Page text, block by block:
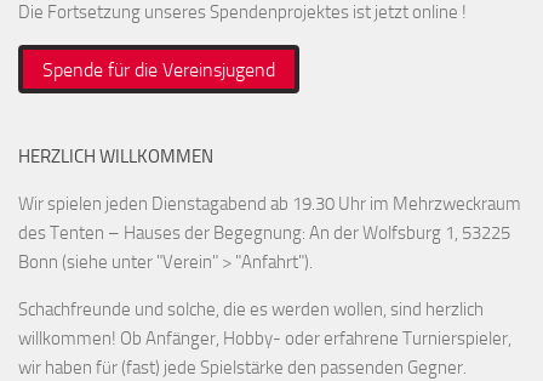
Die Fortsetzung unseres Spendenprojektes ist jetzt online !
Spende für die Vereinsjugend
HERZLICH WILLKOMMEN
Wir spielen jeden Dienstagabend ab 19.30 Uhr im Mehrzweckraum
des Tenten – Hauses der Begegnung: An der Wolfsburg 1, 53225
Bonn (siehe unter "Verein" > "Anfahrt").
Schachfreunde und solche, die es werden wollen, sind herzlich
willkommen! Ob Anfänger, Hobby- oder erfahrene Turnierspieler,
wir haben für (fast) jede Spielstärke den passenden Gegner.